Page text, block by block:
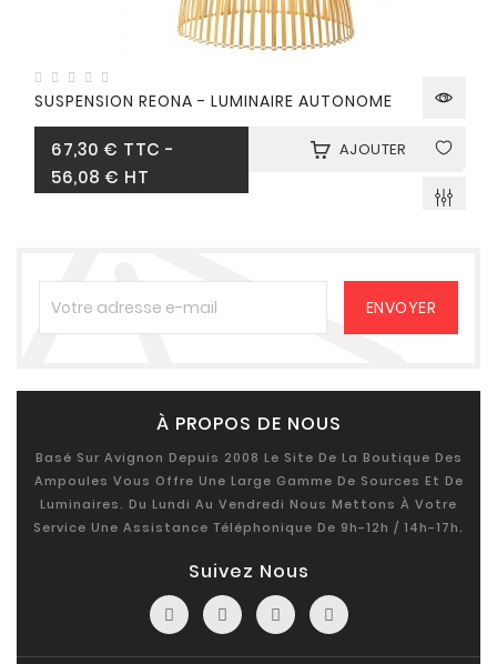
SUSPENSION REONA - LUMINAIRE AUTONOME
67,30 € Prix
TTC -
56,08 € HT
AJOUTER
À PROPOS DE NOUS
Basé Sur Avignon Depuis 2008 Le Site De La Boutique Des
Ampoules Vous Offre Une Large Gamme De Sources Et De
Luminaires. Du Lundi Au Vendredi Nous Mettons À Votre
Service Une Assistance Téléphonique De 9h-12h / 14h-17h.
Suivez Nous